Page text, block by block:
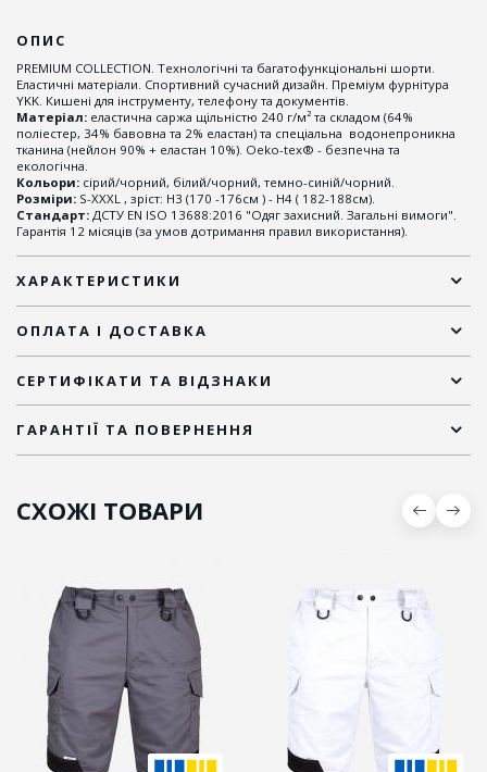
ОПИС
PREMIUM COLLECTION. Технологічні та багатофункціональні шорти.
Еластичні матеріали. Спортивний сучасний дизайн. Преміум фурнітура
YKK. Кишені для інструменту, телефону та документів.
Матеріал: еластична саржа щільністю 240 г/м² та складом (64%
поліестер, 34% бавовна та 2% еластан) та спеціальна водонепроникна
тканина (нейлон 90% + еластан 10%). Oeko-tex® - безпечна та
екологічна.
Кольори: сірий/чорний, білий/чорний, темно-синій/чорний.
Розміри: S-XXXL , зріст: Н3 (170 -176см ) - Н4 ( 182-188см).
Стандарт: ДСТУ EN ISO 13688:2016 "Одяг захисний. Загальні вимоги".
Гарантія 12 місяців (за умов дотримання правил використання).
ХАРАКТЕРИСТИКИ
ОПЛАТА І ДОСТАВКА
СЕРТИФІКАТИ ТА ВІДЗНАКИ
ГАРАНТІЇ ТА ПОВЕРНЕННЯ
СХОЖІ ТОВАРИ